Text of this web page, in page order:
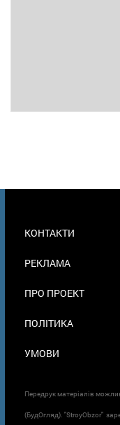
В
КОНТАКТИ
РЕКЛАМА
ПРО ПРОЕКТ
ПОЛІТИКА
УМОВИ
Передрук матеріалів
(БудОгляд). "StroyObzor"